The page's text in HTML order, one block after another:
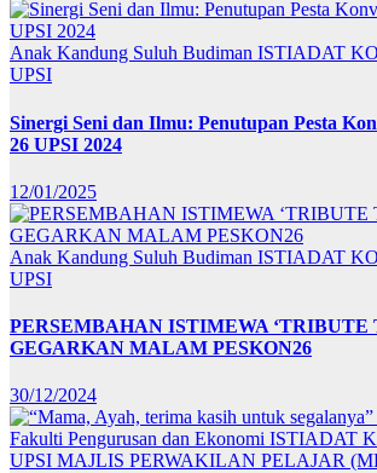
Anak Kandung Suluh Budiman ISTIADAT
UPSI
Sinergi Seni dan Ilmu: Penutupan Pesta
26 UPSI 2024
12/01/2025
Anak Kandung Suluh Budiman ISTIADAT
UPSI
PERSEMBAHAN ISTIMEWA ‘TRIBUTE
GEGARKAN MALAM PESKON26
30/12/2024
Fakulti Pengurusan dan Ekonomi ISTIADAT
UPSI MAJLIS PERWAKILAN PELAJAR